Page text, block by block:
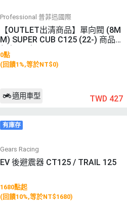
Professional 普菲迅國際
【OUTLET出清商品】單向閥 (8M
M) SUPER CUB C125 (22-) 商品
顏色: 黑色
0點
(回饋1%,等於NT$0)
適用車型 TWD 427
有庫存
Gears Racing
EV 後避震器 CT125 / TRAIL 125
1680點起
(回饋10%,等於NT$1680)